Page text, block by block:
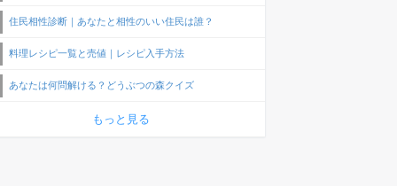
住民相性診断｜あなたと相性のいい住民は誰？
料理レシピ一覧と売値｜レシピ入手方法
あなたは何問解ける？どうぶつの森クイズ
もっと見る